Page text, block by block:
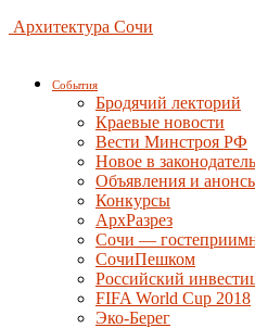
Архитектура Сочи
События
Бродячий лекторий
Краевые новости
Вести Минстроя РФ
Новое в
Объявления и
Конкурсы
АрхРазрез
Сочи —
СочиПешком
Российский
FIFA World Cup 2018
Эко-Берег